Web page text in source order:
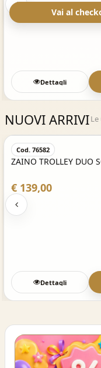
Vai al
Dettagli
NUOVI ARRIVI
Cod. 76582
ZAINO TROLLEY DUO
€ 139,00
Dettagli